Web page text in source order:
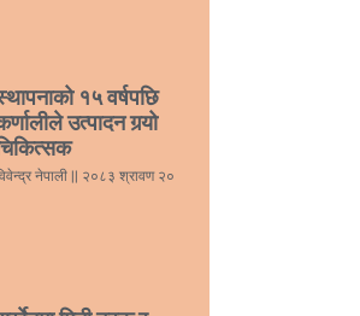
१५ वर्षपछि
उत्पादन गर्‍यो
नेपाली २०८३ श्रावण २०